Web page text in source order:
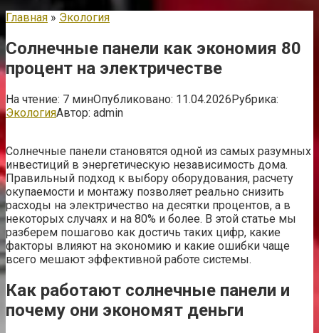
Главная » Экология
Солнечные панели как экономия 80
процент на электричестве
На чтение: 7 минОпубликовано: 11.04.2026Рубрика:
ЭкологияАвтор: admin
Солнечные панели становятся одной из самых разумных
инвестиций в энергетическую независимость дома.
Правильный подход к выбору оборудования, расчету
окупаемости и монтажу позволяет реально снизить
расходы на электричество на десятки процентов, а в
некоторых случаях и на 80% и более. В этой статье мы
разберем пошагово как достичь таких цифр, какие
факторы влияют на экономию и какие ошибки чаще
всего мешают эффективной работе системы.
Как работают солнечные панели и
почему они экономят деньги